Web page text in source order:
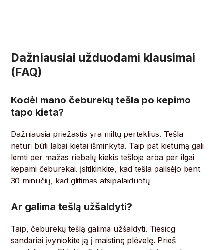
Dažniausiai užduodami klausimai
(FAQ)
Kodėl mano čeburekų tešla po kepimo
tapo kieta?
Dažniausia priežastis yra miltų perteklius. Tešla
neturi būti labai kietai išminkyta. Taip pat kietumą gali
lemti per mažas riebalų kiekis tešloje arba per ilgai
kepami čeburekai. Įsitikinkite, kad tešla pailsėjo bent
30 minučių, kad glitimas atsipalaiduotų.
Ar galima tešlą užšaldyti?
Taip, čeburekų tešlą galima užšaldyti. Tiesiog
sandariai įvyniokite ją į maistinę plėvelę. Prieš